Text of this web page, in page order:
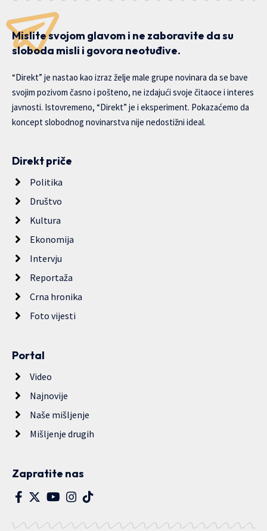
Mislite svojom glavom i ne zaboravite da su
sloboda misli i govora neotuđive.
“Direkt” je nastao kao izraz želje male grupe novinara da se bave
svojim pozivom časno i pošteno, ne izdajući svoje čitaoce i interes
javnosti. Istovremeno, “Direkt” je i eksperiment. Pokazaćemo da
koncept slobodnog novinarstva nije nedostižni ideal.
Direkt priče
Politika
Društvo
Kultura
Ekonomija
Intervju
Reportaža
Crna hronika
Foto vijesti
Portal
Video
Najnovije
Naše mišljenje
Mišljenje drugih
Zapratite nas